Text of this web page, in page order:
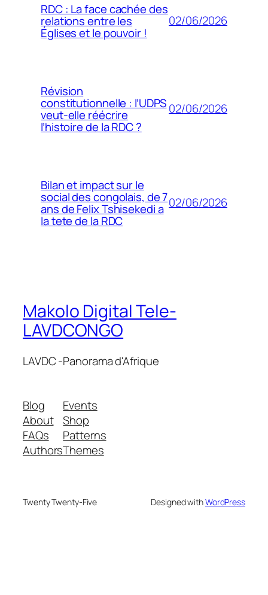
RDC : La face cachée des
relations entre les
Églises et le pouvoir !
02/06/2026
Révision
constitutionnelle : l’UDPS
veut-elle réécrire
l’histoire de la RDC ?
02/06/2026
Bilan et impact sur le
social des congolais, de 7
ans de Felix Tshisekedi a
la tete de la RDC
02/06/2026
Makolo Digital Tele-
LAVDCONGO
LAVDC -Panorama d'Afrique
Blog
About
FAQs
Authors
Events
Shop
Patterns
Themes
Twenty Twenty-Five Designed withWordPress